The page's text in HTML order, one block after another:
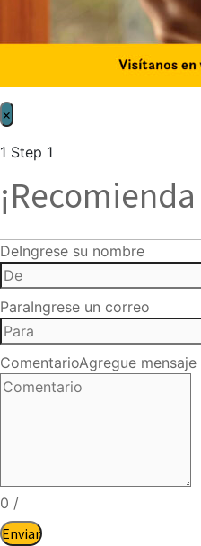
×
1 Step 1
DeIngrese su nombre
ParaIngrese un correo
ComentarioAgregue mensaje
0 /
Enviar